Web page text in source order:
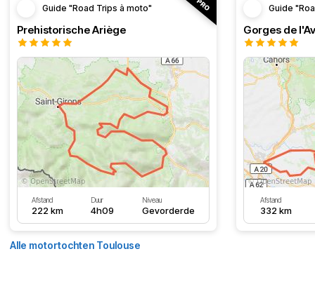
Guide "Road Trips à moto"
Prehistorische Ariège
Afstand
222 km
Duur
4h09
Niveau
Gevorderde
Guide
Gorges de
Afstand
332 km
Alle motortochten Toulouse